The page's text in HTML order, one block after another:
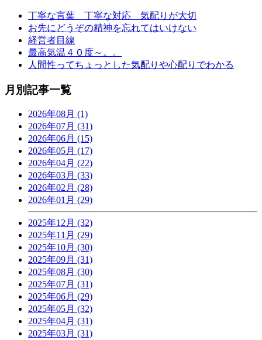
丁寧な言葉 丁寧な対応 気配りが大切
お先にどうぞの精神を忘れてはいけない
経営者目線
最高気温４０度～。。
人間性ってちょっとした気配りや心配りでわかる
月別記事一覧
2026年08月 (1)
2026年07月 (31)
2026年06月 (15)
2026年05月 (17)
2026年04月 (22)
2026年03月 (33)
2026年02月 (28)
2026年01月 (29)
2025年12月 (32)
2025年11月 (29)
2025年10月 (30)
2025年09月 (31)
2025年08月 (30)
2025年07月 (31)
2025年06月 (29)
2025年05月 (32)
2025年04月 (31)
2025年03月 (31)